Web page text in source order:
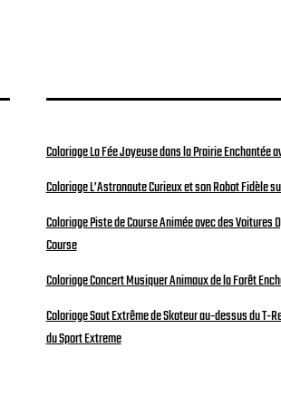
t
n
Coloriage La Fée Joyeuse dans la Prairie Enchantée
Coloriage L’Astronaute Curieux et son Robot Fidèle
Coloriage Piste de Course Animée avec des Voitures
Course
Coloriage Concert Musiquer Animaux de la Forêt
Coloriage Saut Extrême de Skateur au-dessus du T-
du Sport Extreme